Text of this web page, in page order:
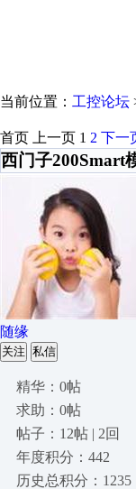
当前位置： 工控论坛
首页 上一页 1 2 下一
西门子200Smart
随缘
关注 私信
精华：0帖
求助：0帖
帖子：12帖 | 2回
年度积分：442
历史总积分：1235